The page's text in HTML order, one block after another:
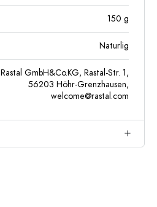
150 g
Naturlig
Rastal GmbH&Co.KG, Rastal-Str. 1,
56203 Höhr-Grenzhausen,
welcome@rastal.com